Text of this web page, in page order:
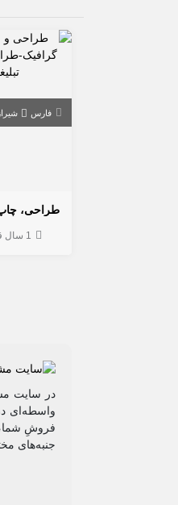
فارس شیراز
1 سال قبل
در سایت
واسطه‌ای
فروشِ شما،
جنبه‌های